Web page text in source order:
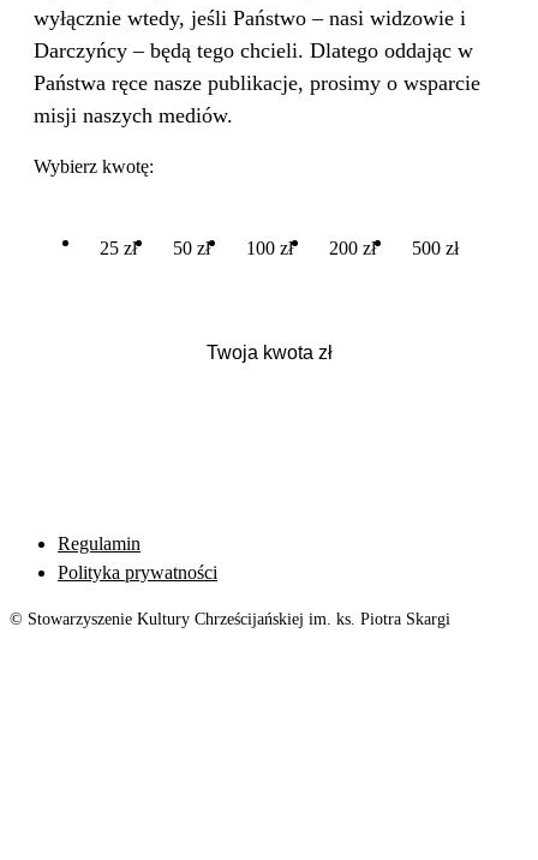
wyłącznie wtedy, jeśli Państwo – nasi widzowie i
Darczyńcy – będą tego chcieli. Dlatego oddając w
Państwa ręce nasze publikacje, prosimy o wsparcie
misji naszych mediów.
Wybierz kwotę:
25 zł 50 zł 100 zł 200 zł 500 zł
Regulamin
Polityka prywatności
© Stowarzyszenie Kultury Chrześcijańskiej im. ks. Piotra Skargi